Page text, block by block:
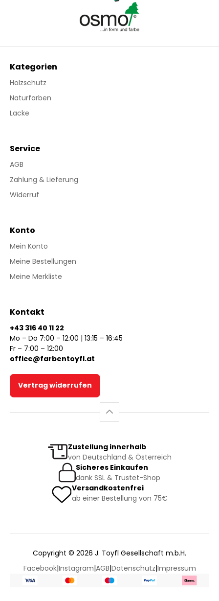
Kategorien
Holzschutz
Naturfarben
Lacke
Service
AGB
Zahlung & Lieferung
Widerruf
Konto
Mein Konto
Meine Bestellungen
Meine Merkliste
Kontakt
+43 316 40 11 22
Mo – Do 7:00 – 12:00 | 13:15 – 16:45
Fr – 7:00 – 12:00
office@farbentoyfl.at
Vertrag widerrufen
Zustellung innerhalb
von Deutschland & Österreich
Sicheres Einkaufen
dank SSL & Trustet-Shop
Versandkostenfrei
ab einer Bestellung von 75€
Copyright © 2026 J. Toyfl Gesellschaft m.b.H.
Facebook|Instagram|AGB|Datenschutz|Impressum